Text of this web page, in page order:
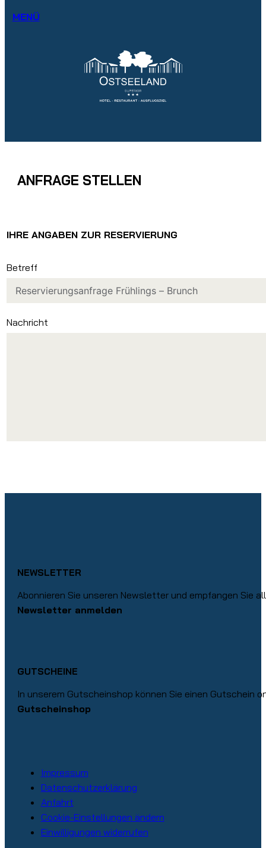
MENÜ
ANFRAGE STELLEN
IHRE ANGABEN ZUR RESERVIERUNG
Betreff
Nachricht
NEWSLETTER
Abonnieren Sie unseren Newsletter und empfangen Sie
Newsletter anmelden
GUTSCHEINE
In unserem Gutscheinshop können Sie einen Gutschein
Gutscheinshop
Impressum
Datenschutzerklärung
Anfahrt
Cookie-Einstellungen ändern
Einwilligungen widerrufen